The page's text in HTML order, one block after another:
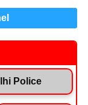
Police